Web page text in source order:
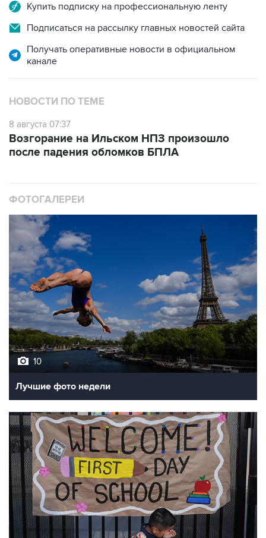
Купить подписку на профессиональную ленту
Подписаться на рассылку главных новостей сайта
Получать оперативные новости в официальном
канале
НОВОСТИ ПО ТЕМЕ
8 августа 07:37
Возгорание на Ильском НПЗ произошло
после падения обломков БПЛА
ФОТОГАЛЕРЕИ
10
Лучшие фото недели